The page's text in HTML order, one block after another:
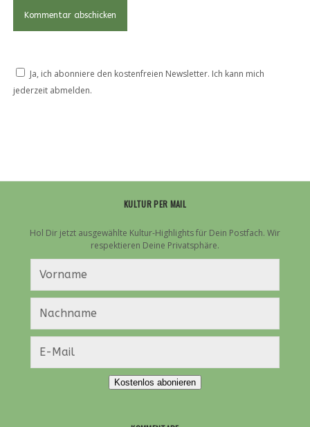
Ja, ich abonniere den kostenfreien Newsletter. Ich kann mich
jederzeit abmelden.
KULTUR PER MAIL
Hol Dir jetzt ausgewählte Kultur-Highlights für Dein Postfach. Wir
respektieren Deine Privatsphäre.
Kostenlos abonieren